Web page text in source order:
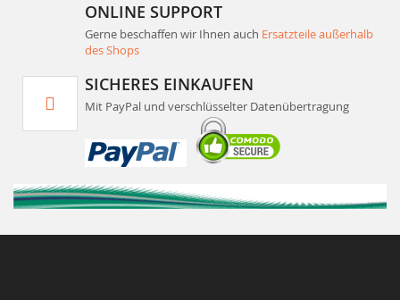
ONLINE SUPPORT
Gerne beschaffen wir Ihnen auch Ersatzteile außerhalb
des Shops
SICHERES EINKAUFEN
Mit PayPal und verschlüsselter Datenübertragung